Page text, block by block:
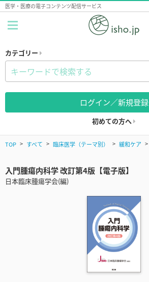
医学・医療の電子コンテンツ配信サービス
カテゴリー
ログイン／新規登録
初めての方へ
TOP すべて 臨床医学（テーマ別） 緩和ケア
入門腫瘍内科学 改訂第4版【電子版】
日本臨床腫瘍学会(編)